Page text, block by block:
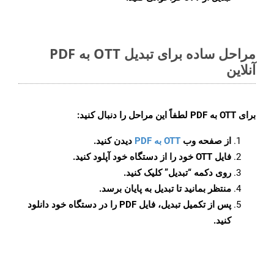
مراحل ساده برای تبدیل OTT به PDF
آنلاین
برای OTT به PDF لطفاً این مراحل را دنبال کنید:
از صفحه وب OTT به PDF
دیدن کنید.
فایل OTT خود را از دستگاه خود آپلود کنید.
روی دکمه “تبدیل”کلیک کنید.
منتظر بمانید تا تبدیل به پایان برسد.
پس از تکمیل تبدیل، فایل PDF را در دستگاه خود دانلود
کنید.